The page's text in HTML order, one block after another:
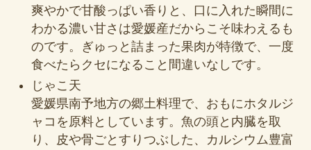
爽やかで甘酸っぱい香りと、口に入れた瞬間に
わかる濃い甘さは愛媛産だからこそ味わえるも
のです。ぎゅっと詰まった果肉が特徴で、一度
食べたらクセになること間違いなしです。
じゃこ天
愛媛県南予地方の郷土料理で、おもにホタルジ
ャコを原料としています。魚の頭と内臓を取
り、皮や骨ごとすりつぶした、カルシウム豊富